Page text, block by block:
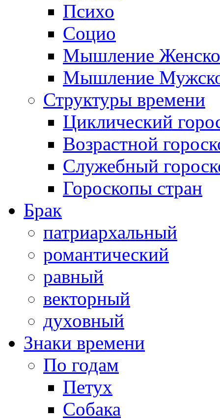
Психо
Социо
Мышление
Мышление
Структуры времени
Циклический
Возрастной
Служебный
Гороскопы стран
Брак
патриархальный
романтический
равный
векторный
духовный
Знаки времени
По годам
Петух
Собака